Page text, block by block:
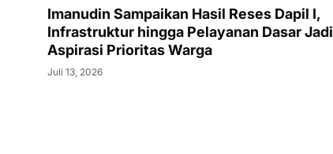
Imanudin Sampaikan Hasil Reses Dapil I,
Infrastruktur hingga Pelayanan Dasar Jadi
Aspirasi Prioritas Warga
Juli 13, 2026